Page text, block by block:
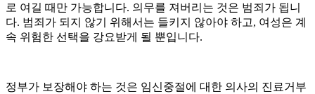
로 여길 때만 가능합니다. 의무를 져버리는 것은 범죄가 됩니
다. 범죄가 되지 않기 위해서는 들키지 않아야 하고, 여성은 계
속 위험한 선택을 강요받게 될 뿐입니다.
정부가 보장해야 하는 것은 임신중절에 대한 의사의 진료거부